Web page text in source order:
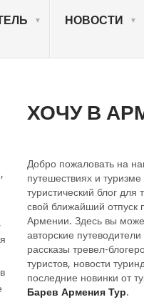
НОВОСТИ
ХОЧУ В
Добро пожаловать на
путешествиях и
туристический блог для
свой ближайший отпуск
Армении. Здесь вы
авторские
рассказы тревел-
туристов, новости
последние новинки от
Барев Армения Тур.